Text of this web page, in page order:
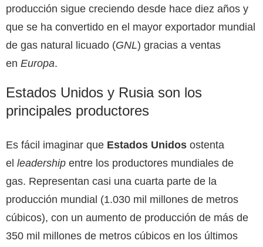
producción sigue creciendo desde hace diez años y
que se ha convertido en el mayor exportador mundial
de gas natural licuado (GNL) gracias a ventas
en Europa.
Estados Unidos y Rusia son los
principales productores
Es fácil imaginar que Estados Unidos ostenta
el leadership entre los productores mundiales de
gas. Representan casi una cuarta parte de la
producción mundial (1.030 mil millones de metros
cúbicos), con un aumento de producción de más de
350 mil millones de metros cúbicos en los últimos